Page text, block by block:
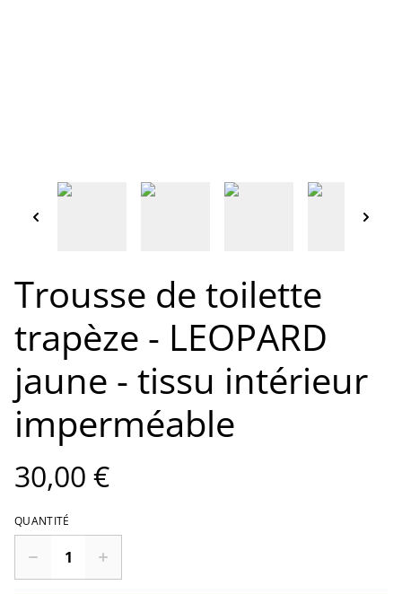
Trousse de toilette
trapèze - LEOPARD
jaune - tissu intérieur
imperméable
30,00 €
QUANTITÉ